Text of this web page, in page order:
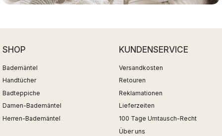
SHOP
Bademäntel
Handtücher
Badteppiche
Damen-Bademäntel
Herren-Bademäntel
KUNDENSERVICE
Versandkosten
Retouren
Reklamationen
Lieferzeiten
100 Tage Umtausch-Recht
Über uns